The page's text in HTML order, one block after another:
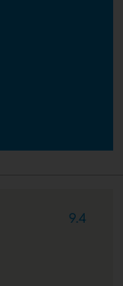
9.4